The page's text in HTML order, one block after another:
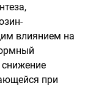
влиянием на
при